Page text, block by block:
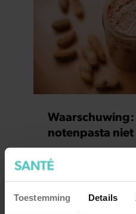
Toestemming Details
Waarschuwing:
notenpasta niet
hebt